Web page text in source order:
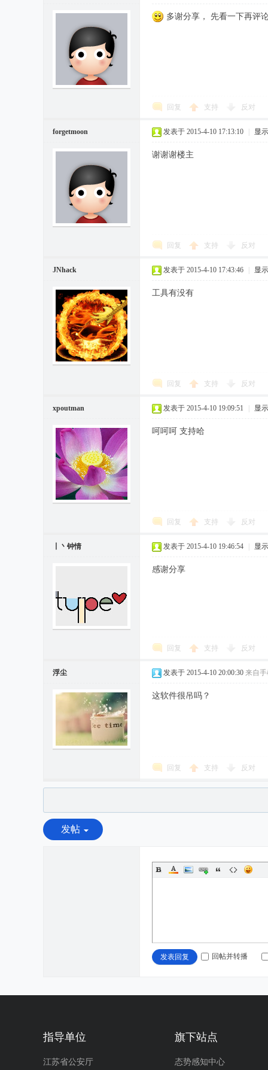
多谢分享， 先看一下再评论
回复 支持 反对
forgetmoon 发表于 2015-4-10 17:13:10 显
谢谢谢楼主
回复 支持 反对
JNhack 发表于 2015-4-10 17:43:46 显
工具有没有
回复 支持 反对
xpoutman 发表于 2015-4-10 19:09:51 显
呵呵呵 支持哈
回复 支持 反对
丨丶钟情 发表于 2015-4-10 19:46:54 显
感谢分享
回复 支持 反对
浮尘 发表于 2015-4-10 20:00:30 来自
这软件很吊吗？
回复 支持 反对
发帖
发表回复 回帖并转播
指导单位
江苏省公安厅
旗下站点
态势感知中心